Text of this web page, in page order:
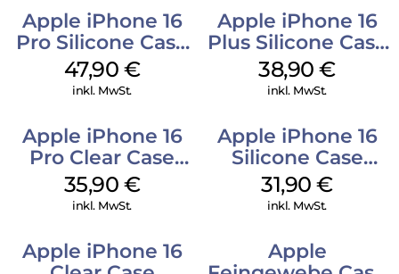
Apple iPhone 16
Pro Silicone Case
MagSafe Denim
47,90 €
inkl. MwSt.
Apple iPhone 16
Plus Silicone Case
MagSafe Denim
38,90€
inkl. MwSt.
Apple iPhone 16
Pro Clear Case
MagSafe
Transparent
35,90 €
inkl. MwSt.
Apple iPhone 16
Silicone Case
MagSafe Fuchsia
31,90€
inkl. MwSt.
Apple iPhone 16
Apple